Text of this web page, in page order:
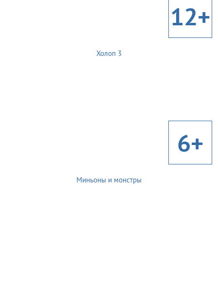
12+
Холоп 3
6+
Миньоны и монстры